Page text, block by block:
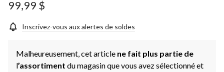
la
même
99,99 $
Inscrivez-vous aux alertes de soldes
Malheureusement, cet article ne fait plus partie de
l’assortiment du magasin que vous avez sélectionné et